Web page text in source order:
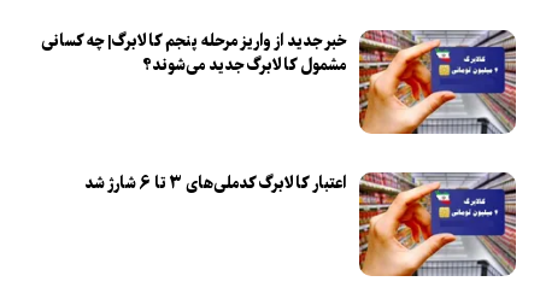
خبر جدید از واریز مرحله پنجم کالابرگ| چه کسانی
مشمول کالابرگ جدید می‌شوند؟
اعتبار کالابرگ کدملی‌های ۳ تا ۶ شارژ شد